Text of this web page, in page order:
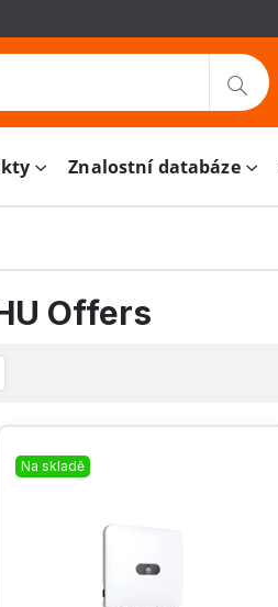
Znalostní databáze
Offers
Na skladě